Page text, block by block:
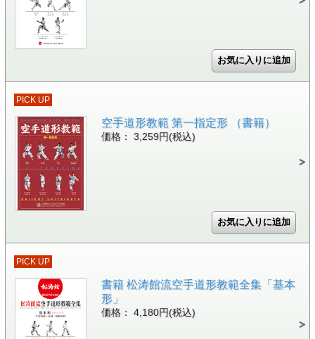
PICK UP
空手道形教範 第一指定形 （書籍）
価格： 3,259円(税込)
PICK UP
書籍 松涛館流空手道形教範全集「基本
形」
価格： 4,180円(税込)